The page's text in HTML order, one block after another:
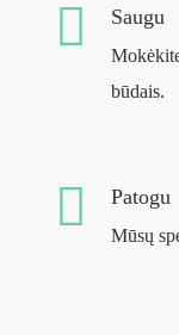
Saugu
būdais.
Patogu
Mūsų